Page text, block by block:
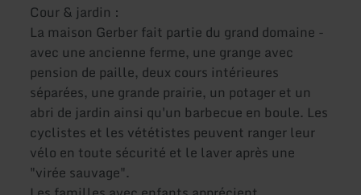
Cour & jardin :
La maison Gerber fait partie du grand domaine -
avec une ancienne ferme, une grange avec
pension de paille, deux cours intérieures
séparées, une grande prairie, un potager et un
abri de jardin ainsi qu'un barbecue en boule. Les
cyclistes et les vététistes peuvent ranger leur
vélo en toute sécurité et le laver après une
"virée sauvage".